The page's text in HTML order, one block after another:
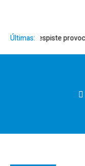
Últimas:
Despiste provoca um